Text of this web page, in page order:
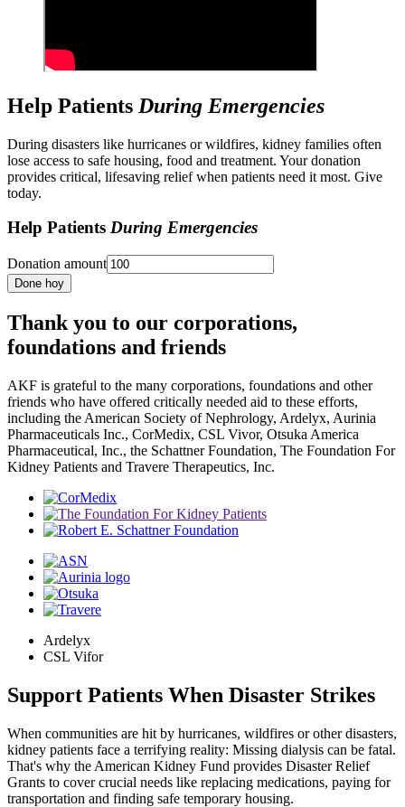
Help Patients During Emergencies
During disasters like hurricanes or wildfires, kidney families often
lose access to safe housing, food and treatment. Your donation
provides critical, lifesaving relief when patients need it most. Give
today.
Help Patients During Emergencies
Donation amount
Done hoy
Thank you to our corporations,
foundations and friends
AKF is grateful to the many corporations, foundations and other
friends who have offered critically needed aid to these efforts,
including the American Society of Nephrology, Ardelyx, Aurinia
Pharmaceuticals Inc., CorMedix, CSL Vivor, Otsuka America
Pharmaceutical, Inc., the Schattner Foundation, The Foundation For
Kidney Patients and Travere Therapeutics, Inc.
Ardelyx
CSL Vifor
Support Patients When Disaster Strikes
When communities are hit by hurricanes, wildfires or other disasters,
kidney patients face a terrifying reality: Missing dialysis can be fatal.
That's why the American Kidney Fund provides Disaster Relief
Grants to cover crucial needs like replacing medications, paying for
transportation and finding safe temporary housing.